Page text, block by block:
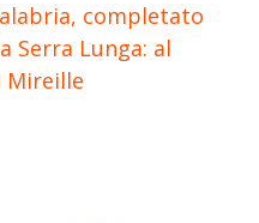
completato
Serra Lunga: al
Mireille